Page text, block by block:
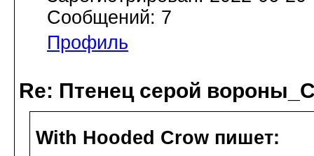
Сообщений: 7
Профиль
Re: Птенец серой
With Hooded Crow пишет: